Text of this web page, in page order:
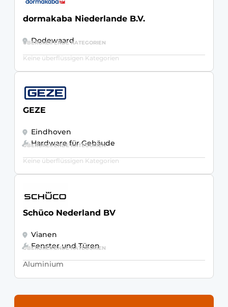
dormakaba Niederlande B.V.
Dodewaard
ÜBERGREIFENDE KATEGORIEN
Keine überflüssigen Kategorien
GEZE
Eindhoven
Hardware für Gebäude
ÜBERGREIFENDE KATEGORIEN
Keine überflüssigen Kategorien
Schüco Nederland BV
Vianen
Fenster und Türen
ÜBERGREIFENDE KATEGORIEN
Aluminium